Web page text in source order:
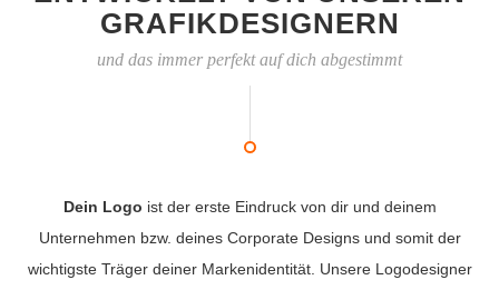
GRAFIKDESIGNERN
und das immer perfekt auf dich abgestimmt
Dein Logo ist der erste Eindruck von dir und deinem
Unternehmen bzw. deines Corporate Designs und somit der
wichtigste Träger deiner Markenidentität. Unsere Logodesigner